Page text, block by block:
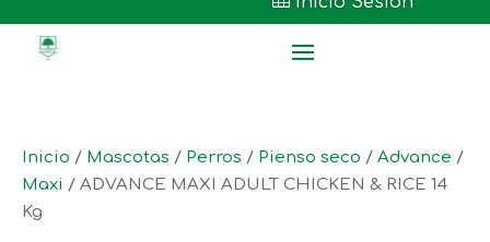
Inicio / Mascotas / Perros / Pienso seco / Advance /
Maxi / ADVANCE MAXI ADULT CHICKEN & RICE 14
Kg